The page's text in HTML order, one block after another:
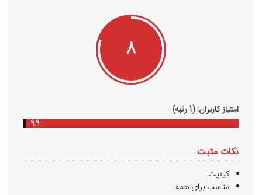
8
امتیاز کاربران: (1رتبه)
9.9
نکات مثبت
کیفیت
مناسب برای همه